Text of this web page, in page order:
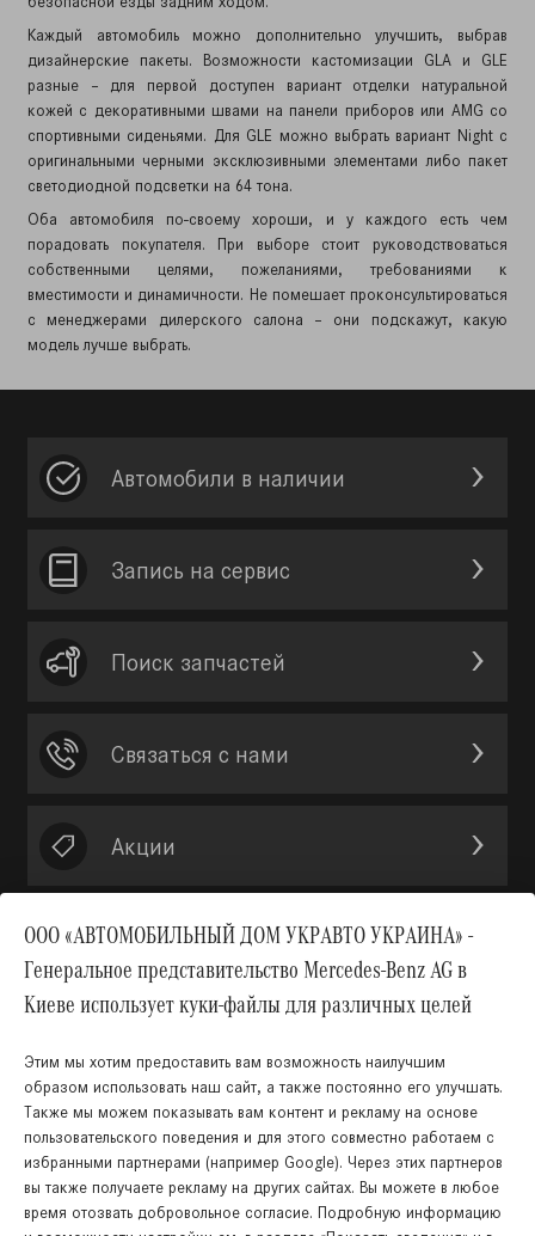
Каждый автомобиль можно дополнительно улучшить, выбрав
дизайнерские пакеты. Возможности кастомизации GLA и GLE
разные – для первой доступен вариант отделки натуральной
кожей с декоративными швами на панели приборов или AMG со
спортивными сиденьями. Для GLE можно выбрать вариант Night с
оригинальными черными эксклюзивными элементами либо пакет
светодиодной подсветки на 64 тона.
Оба автомобиля по-своему хороши, и у каждого есть чем
порадовать покупателя. При выборе стоит руководствоваться
собственными целями, пожеланиями, требованиями к
вместимости и динамичности. Не помешает проконсультироваться
с менеджерами дилерского салона – они подскажут, какую
модель лучше выбрать.
ООО «АВТОМОБИЛЬНЫЙ ДОМ УКРАВТО УКРАИНА» -
Генеральное представительство Mercedes-Benz AG в
Киеве использует куки-файлы для различных целей
Этим мы хотим предоставить вам возможность наилучшим
образом использовать наш сайт, а также постоянно его улучшать.
Также мы можем показывать вам контент и рекламу на основе
пользовательского поведения и для этого совместно работаем с
избранными партнерами (например Google). Через этих партнеров
вы также получаете рекламу на других сайтах. Вы можете в любое
время отозвать добровольное согласие. Подробную информацию
Автомобили в наличии
Запись на сервис
Поиск запчастей
Связаться с нами
Акции
Украинский Русский